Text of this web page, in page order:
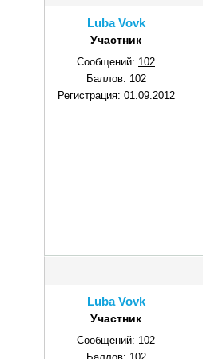
Luba Vovk
Участник
Сообщений: 102
Баллов: 102
Регистрация: 01.09.2012
Luba Vovk
Участник
Сообщений: 102